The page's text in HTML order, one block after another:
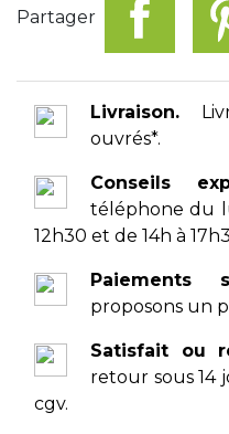
Partager
Livraison.
ouvrés*.
Conseils
téléphone du
12h30 et de 14h à
Paiements
proposons un
Satisfait ou
retour sous 14
cgv.